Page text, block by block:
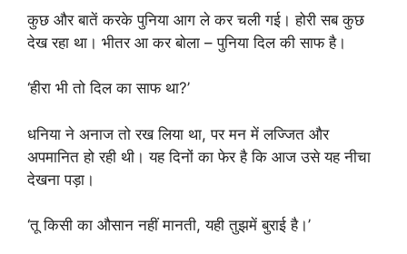
कुछ और बातें करके पुनिया आग ले कर चली गई। होरी सब कुछ
देख रहा था। भीतर आ कर बोला – पुनिया दिल की साफ है।
‘हीरा भी तो दिल का साफ था?’
धनिया ने अनाज तो रख लिया था, पर मन में लज्जित और
अपमानित हो रही थी। यह दिनों का फेर है कि आज उसे यह नीचा
देखना पड़ा।
‘तू किसी का औसान नहीं मानती, यही तुझमें बुराई है।’